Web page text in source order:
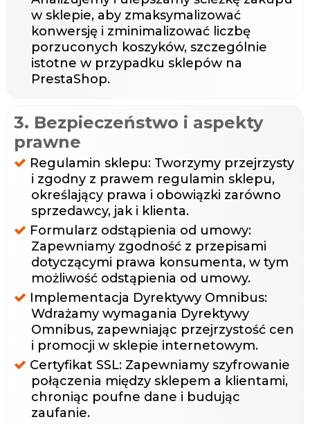
w sklepie, aby zmaksymalizować
konwersję i zminimalizować liczbę
porzuconych koszyków, szczególnie
istotne w przypadku sklepów na
PrestaShop.
3. Bezpieczeństwo i aspekty
prawne
Regulamin sklepu: Tworzymy przejrzysty
i zgodny z prawem regulamin sklepu,
określający prawa i obowiązki zarówno
sprzedawcy, jak i klienta.
Formularz odstąpienia od umowy:
Zapewniamy zgodność z przepisami
dotyczącymi prawa konsumenta, w tym
możliwość odstąpienia od umowy.
Implementacja Dyrektywy Omnibus:
Wdrażamy wymagania Dyrektywy
Omnibus, zapewniając przejrzystość cen
i promocji w sklepie internetowym.
Certyfikat SSL: Zapewniamy szyfrowanie
połączenia między sklepem a klientami,
chroniąc poufne dane i budując
zaufanie.